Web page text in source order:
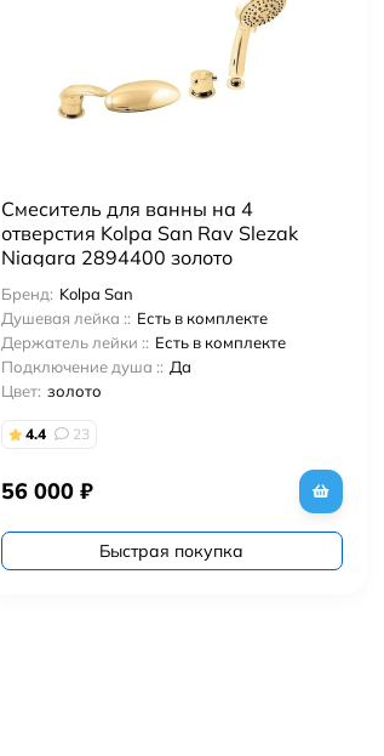
Смеситель для ванны на 4
отверстия Kolpa San Rav Slezak
Niagara 2894400 золото
Бренд: Kolpa San
Душевая лейка :: Есть в комплекте
Держатель лейки :: Есть в комплекте
Подключение душа :: Да
Цвет: золото
4.4 23
56 000 ₽
Быстрая покупка